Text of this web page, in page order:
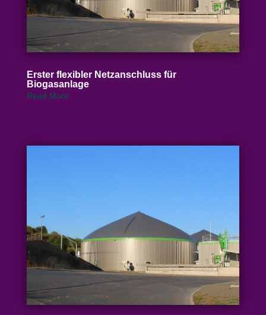
Erster flexibler Netz­an­schluss für
Biogasanlage
Read More